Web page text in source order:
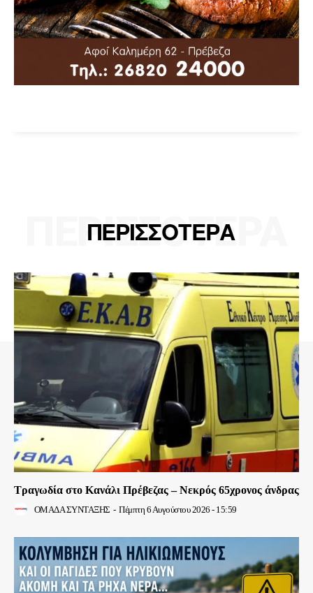
ΠΕΡΙΣΣΟΤΕΡΑ
ΠΕΡΙΣΣΟΤΕΡΑ
Τραγωδία στο Κανάλι Πρέβεζας – Νεκρός 65χρονος άνδρας
ΟΜΑΔΑ ΣΥΝΤΑΞΗΣ - Πέμπτη 6 Αυγούστου 2026 - 15:59